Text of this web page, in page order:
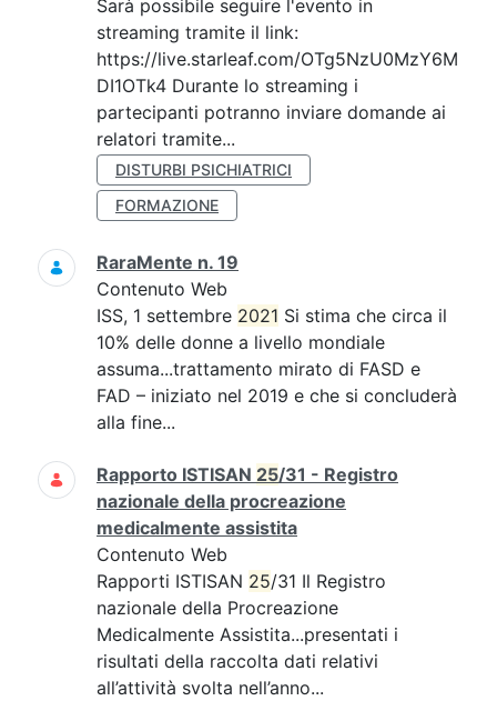
Sarà possibile seguire l'evento in
streaming tramite il link:
https://live.starleaf.com/OTg5NzU0MzY6M
DI1OTk4 Durante lo streaming i
partecipanti potranno inviare domande ai
relatori tramite...
DISTURBI PSICHIATRICI
FORMAZIONE
RaraMente n. 19
Contenuto Web
ISS, 1 settembre 2021 Si stima che circa il
10% delle donne a livello mondiale
assuma...trattamento mirato di FASD e
FAD – iniziato nel 2019 e che si concluderà
alla fine...
Rapporto ISTISAN 25/31 - Registro
nazionale della procreazione
medicalmente assistita
Contenuto Web
Rapporti ISTISAN 25/31 Il Registro
nazionale della Procreazione
Medicalmente Assistita...presentati i
risultati della raccolta dati relativi
all’attività svolta nell’anno...